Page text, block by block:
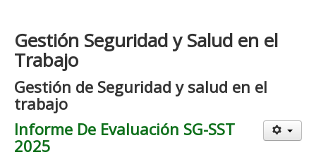
Gestión Seguridad y Salud en el
Trabajo
Gestión de Seguridad y salud en el
trabajo
Informe De Evaluación SG-SST
2025